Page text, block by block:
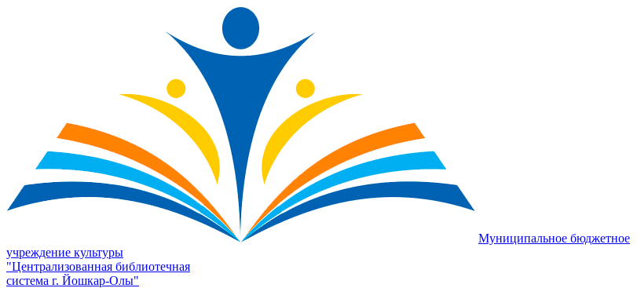
Муниципальное бюджетное
учреждение культуры
"Централизованная библиотечная
система г. Йошкар-Олы"